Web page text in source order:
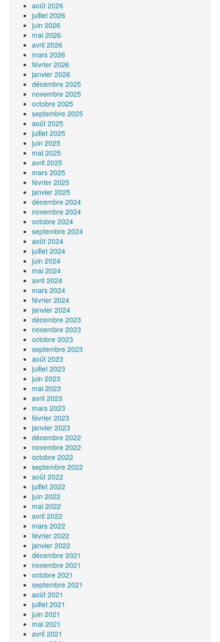
août 2026
juillet 2026
juin 2026
mai 2026
avril 2026
mars 2026
février 2026
janvier 2026
décembre 2025
novembre 2025
octobre 2025
septembre 2025
août 2025
juillet 2025
juin 2025
mai 2025
avril 2025
mars 2025
février 2025
janvier 2025
décembre 2024
novembre 2024
octobre 2024
septembre 2024
août 2024
juillet 2024
juin 2024
mai 2024
avril 2024
mars 2024
février 2024
janvier 2024
décembre 2023
novembre 2023
octobre 2023
septembre 2023
août 2023
juillet 2023
juin 2023
mai 2023
avril 2023
mars 2023
février 2023
janvier 2023
décembre 2022
novembre 2022
octobre 2022
septembre 2022
août 2022
juillet 2022
juin 2022
mai 2022
avril 2022
mars 2022
février 2022
janvier 2022
décembre 2021
novembre 2021
octobre 2021
septembre 2021
août 2021
juillet 2021
juin 2021
mai 2021
avril 2021